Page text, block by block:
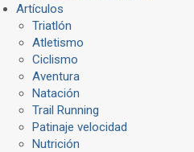
Artículos
Triatlón
Atletismo
Ciclismo
Aventura
Natación
Trail Running
Patinaje velocidad
Nutrición